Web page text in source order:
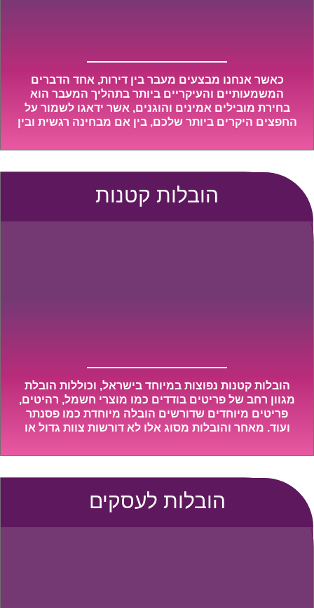
כאשר אנחנו מבצעים מעבר בין דירות, אחד הדברים
המשמעותיים והעיקריים ביותר בתהליך המעבר הוא
בחירת מובילים אמינים והוגנים, אשר ידאגו לשמור על
החפצים היקרים ביותר שלכם, בין אם מבחינה רגשית ובין
נזקים מיותרים, אשר תקל על תהליך המעבר כמה שיותר.
הובלות קטנות
הובלות קטנות נפוצות במיוחד בישראל, וכוללות הובלת
מגוון רחב של פריטים בודדים כמו מוצרי חשמל, רהיטים,
פריטים מיוחדים שדורשים הובלה מיוחדת כמו פסנתר
ועוד. מאחר והובלות מסוג אלו לא דורשות צוות גדול או
ובמחירים נוחים וגמישים.
הובלות לעסקים